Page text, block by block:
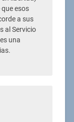
esos
a sus
al Servicio
una